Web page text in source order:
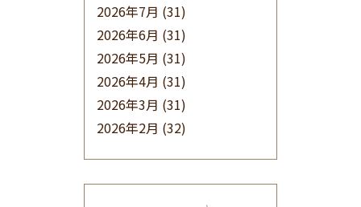
2026年7月 (31)
2026年6月 (31)
2026年5月 (31)
2026年4月 (31)
2026年3月 (31)
2026年2月 (32)